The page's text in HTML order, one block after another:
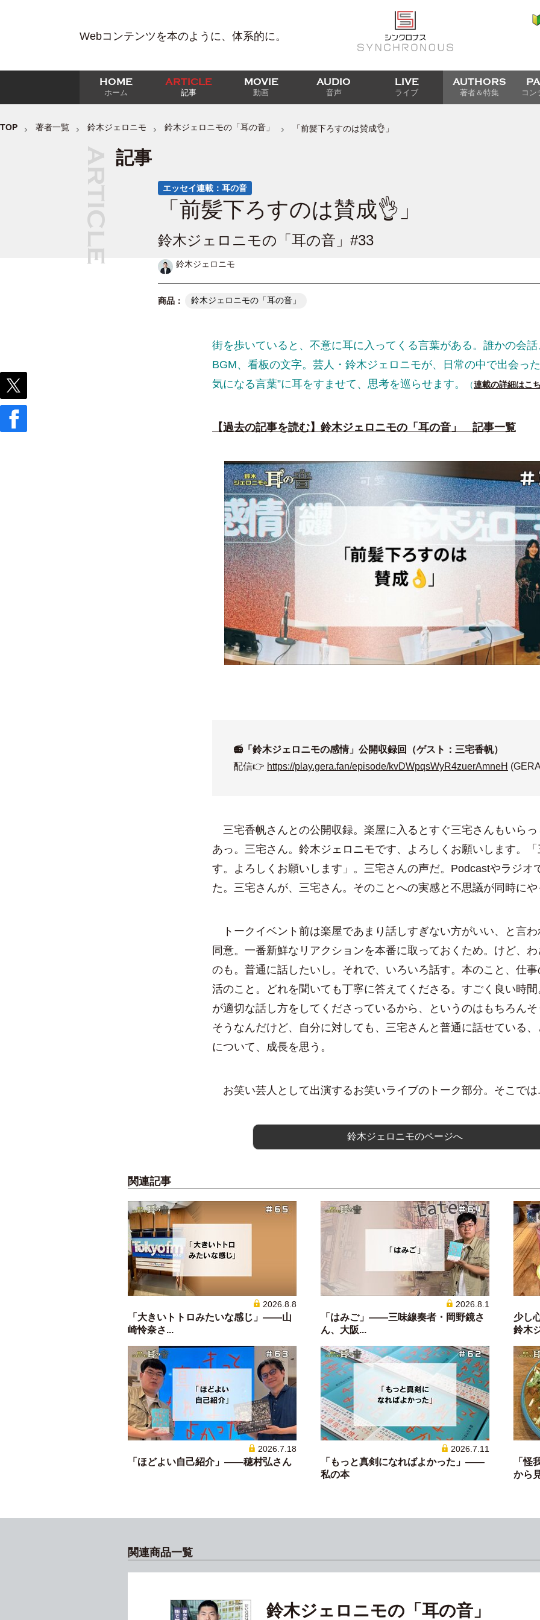
Webコンテンツを本のように、体系的に。
HOME
ホーム
ARTICLE
記事
MOVIE
動画
AUDIO
音声
LIVE
ライブ
AUTHORS
著者＆特集 コン
TOP 著者一覧 鈴木ジェロニモ 鈴木ジェロニモの「耳の音」 「前髪下ろすのは賛成👌」
記事
エッセイ連載：耳の音
「前髪下ろすのは賛成👌」
鈴木ジェロニモの「耳の音」#33
鈴木ジェロニモ
鈴木ジェロニモの「耳の音」
街を歩いていると、不意に耳に入ってくる言葉がある。誰かの会
BGM、看板の文字。芸人・鈴木ジェロニモが、日常の中で出会っ
気になる言葉”に耳をすませて、思考を巡らせます。
（連載の詳細はこ
【過去の記事を読む】鈴木ジェロニモの「耳の音」 記事一覧
📻「鈴木ジェロニモの感情」公開収録回（ゲスト：三宅香帆）
配信👉 https://play.gera.fan/episode/kvDWpqsWyR4zuerAmneH
三宅香帆さんとの公開収録。楽屋に入るとすぐ三宅さんもいら
あっ。三宅さん。鈴木ジェロニモです、よろしくお願いします。
す。よろしくお願いします」。三宅さんの声だ。Podcastやラジオ
た。三宅さんが、三宅さん。そのことへの実感と不思議が同時に
トークイベント前は楽屋であまり話しすぎない方がいい、と言
同意。一番新鮮なリアクションを本番に取っておくため。けど、
のも。普通に話したいし。それで、いろいろ話す。本のこと、仕
活のこと。どれを聞いても丁寧に答えてくださる。すごく良い時
が適切な話し方をしてくださっているから、というのはもちろん
そうなんだけど、自分に対しても、三宅さんと普通に話せている
について、成長を思う。
お笑い芸人として出演するお笑いライブのトーク部分。そこでは
鈴木ジェロニモのページへ
関連記事
2026.8.8
「大きいトトロみたいな感じ」——山
崎怜奈さ...
2026.8.1
「はみご」——三味線奏者・岡野鏡さ
ん、大阪...
少し
鈴木
2026.7.18
「ほどよい自己紹介」——穂村弘さん
2026.7.11
「もっと真剣になればよかった」——
私の本
「
から
関連商品一覧
鈴木ジェロニモの「耳の音」